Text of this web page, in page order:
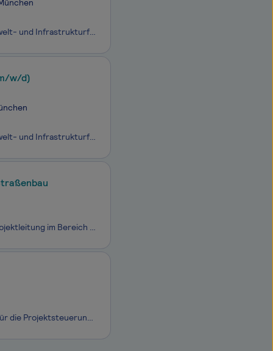
Bei CDM Smith SE kennen wir uns mit der Zukunft aus. Da die Welt vor neuen Umwelt- und Infrastrukturfragen steht, entwickeln wir bahnbrechende Lösungen, um die Landschaft in den Bereichen Wasser, Energie und Transport zu gestalten.Wir nutzen erneuerbare Ressourcen, nachhaltige Verfahren und neuartig
w/d)
Bei CDM Smith SE kennen wir uns mit der Zukunft aus. Da die Welt vor neuen Umwelt- und Infrastrukturfragen steht, entwickeln wir bahnbrechende Lösungen, um die Landschaft in den Bereichen Wasser, Energie und Transport zu gestalten.Wir nutzen erneuerbare Ressourcen, nachhaltige Verfahren und neuartig
Straßenbau
.... zum nächstmöglichen Zeitpunkt Bachelor of Engineering oder Science als Projektleitung im Bereich Straßenbau für die Abteilung Straßenbau im Amt für Verkehrsmanagement EG 11 TVöD Das Amt für Verkehrsmanagement ist mit circa 350 Stellen eines der größten Ämter der Landesha
Wir suchen Verstärkung für unsere Projekt-Teams! Bauingenieure/Architekten für die Projektsteuerung (m/w/d) für Düsseldorf Wir sind ein Ingenieurbüro mit rund 65 Kolleginnen und Kollegen. Seit 1968 realisiert REICHEL Großbauprojekte für Auftraggeber aus Bund, Ländern und Kommunen sowie der Industrie